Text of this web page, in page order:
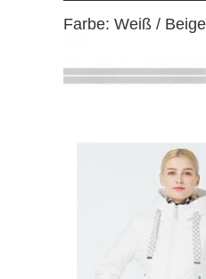
Farbe: Weiß /